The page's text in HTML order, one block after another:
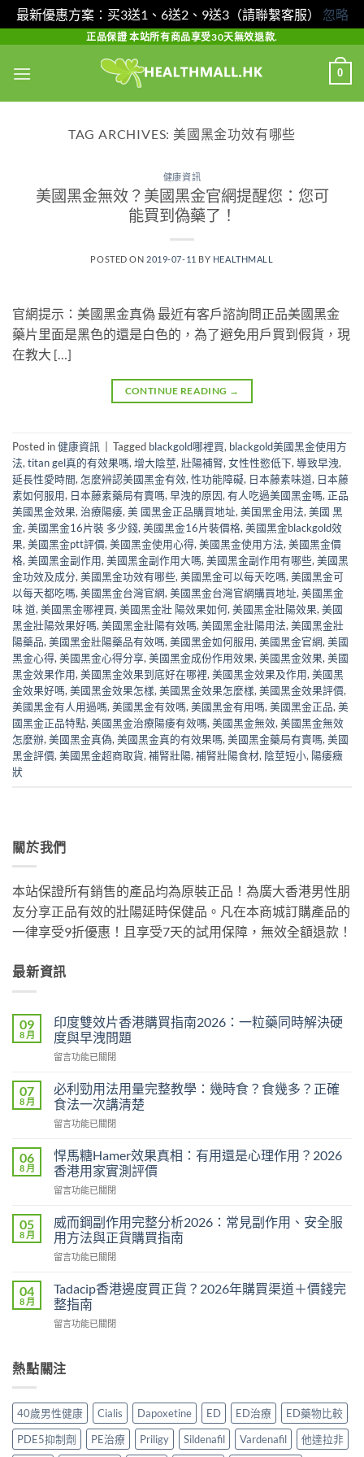
最新優惠方案：买3送1、6送2、9送3（請聯繫客服） 忽略
content
正品保證 本站所有商品享受30天無效退款.
0
TAG ARCHIVES: 美國黑金功效有哪些
健康資訊
美國黑金無效？美國黑金官網提醒您：您可
能買到偽藥了！
POSTED ON 2019-07-11 BY HEALTHMALL
官網提示：美國黑金真偽 最近有客戶諮詢問正品美國黑金
藥片里面是黑色的還是白色的，為了避免用戶買到假貨，現
在教大 […]
CONTINUE READING →
Posted in健康資訊 Tagged blackgold哪裡買, blackgold美國黑金使用方
法, titan gel真的有效果嗎, 增大陰莖, 壯陽補腎, 女性性慾低下, 導致早洩,
延長性愛時間, 怎麼辨認美國黑金有效, 性功能障礙, 日本藤素味道, 日本藤
素如何服用, 日本藤素藥局有賣嗎, 早洩的原因, 有人吃過美國黑金嗎, 正品
美國黑金效果, 治療陽痿, 美 國黑金正品購買地址, 美国黑金用法, 美國 黑
金, 美國黑金16片裝 多少錢, 美國黑金16片裝價格, 美國黑金blackgold效
果, 美國黑金ptt評價, 美國黑金使用心得, 美國黑金使用方法, 美國黑金價
格, 美國黑金副作用, 美國黑金副作用大嗎, 美國黑金副作用有哪些, 美國黑
金功效及成分, 美國黑金功效有哪些, 美國黑金可以每天吃嗎, 美國黑金可
以每天都吃嗎, 美國黑金台灣官網, 美國黑金台灣官網購買地址, 美國黑金
味 道, 美國黑金哪裡買, 美國黑金壯 陽效果如何, 美國黑金壯陽效果, 美國
黑金壯陽效果好嗎, 美國黑金壯陽有效嗎, 美國黑金壯陽用法, 美國黑金壯
陽藥品, 美國黑金壯陽藥品有效嗎, 美國黑金如何服用, 美國黑金官網, 美國
黑金心得, 美國黑金心得分享, 美國黑金成份作用效果, 美國黑金效果, 美國
黑金效果作用, 美國黑金效果到底好在哪裡, 美國黑金效果及作用, 美國黑
金效果好嗎, 美國黑金效果怎樣, 美國黑金效果怎麼樣, 美國黑金效果評價,
美國黑金有人用過嗎, 美國黑金有效嗎, 美國黑金有用嗎, 美國黑金正品, 美
國黑金正品特點, 美國黑金治療陽痿有效嗎, 美國黑金無效, 美國黑金無效
怎麼辦, 美國黑金真偽, 美國黑金真的有效果嗎, 美國黑金藥局有賣嗎, 美國
黑金評價, 美國黑金超商取貨, 補腎壯陽, 補腎壯陽食材, 陰莖短小, 陽痿癥
狀
關於我們
本站保證所有銷售的產品均為原裝正品！為廣大香港男性朋
友分享正品有效的壯陽延時保健品。凡在本商城訂購產品的
一律享受9折優惠！且享受7天的試用保障，無效全額退款！
最新資訊
09
8 月
印度雙效片香港購買指南2026：一粒藥同時解決硬
度與早洩問題
在
度
雙
效
片
港
購
買
指
2026：
一
藥
時
解
決
與
早
問
題〉
中
留言功能已關閉
07
8 月
必利勁用法用量完整教學：幾時食？食幾多？正確
食法一次講清楚
在
利
勁
用
法
量
完
整
教
幾
時
食
正
法
一
次
講
留言功能已關閉
06
8 月
悍馬糖Hamer效果真相：有用還是心理作用？2026
香港用家實測評價
在
馬
糖
Hamer
效
真
相：
有
用
心
用？
2026
香
港
留言功能已關閉
05
8 月
威而鋼副作用完整分析2026：常見副作用、安全服
用方法與正貨購買指南
在
而
鋼
副
作
整
2026：
常
見
副
留言功能已關閉
04
8 月
Tadacip香港邊度買正貨？2026年購買渠道＋價錢完
整指南
在
港
邊
買
正
貨？
2026
留言功能已關閉
熱點關注
40歲男性健康 Cialis Dapoxetine ED ED治療
ED藥物比較
PDE5抑制劑
PE治療 Priligy Sildenafil Vardenafil 他達拉非